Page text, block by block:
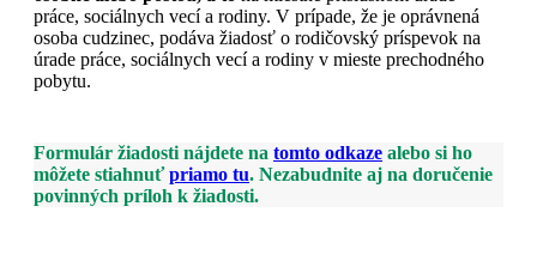
práce, sociálnych vecí a rodiny. V prípade, že je oprávnená
osoba cudzinec, podáva žiadosť o rodičovský príspevok na
úrade práce, sociálnych vecí a rodiny v mieste prechodného
pobytu.
Formulár žiadosti nájdete na tomto odkaze alebo si ho
môžete stiahnuťpriamo tu. Nezabudnite aj na doručenie
povinných príloh k žiadosti.